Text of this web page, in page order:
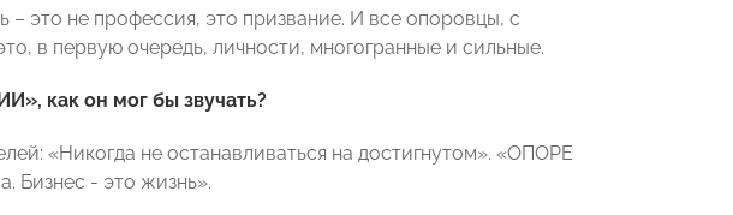
это не профессия, это призвание. И все опоровцы, с
в первую очередь, личности, многогранные и сильные.
как он мог бы звучать?
«Никогда не останавливаться на достигнутом». «ОПОРЕ
Бизнес - это жизнь».